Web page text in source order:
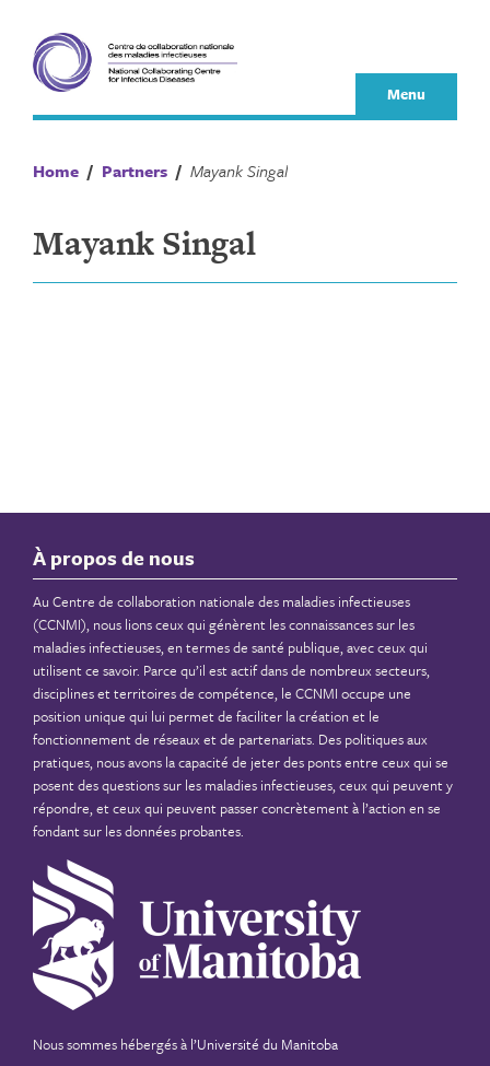
content
Menu
Home / Partners / Mayank Singal
Mayank Singal
À propos de nous
Au Centre de collaboration nationale des maladies infectieuses
(CCNMI), nous lions ceux qui génèrent les connaissances sur les
maladies infectieuses, en termes de santé publique, avec ceux qui
utilisent ce savoir. Parce qu’il est actif dans de nombreux secteurs,
disciplines et territoires de compétence, le CCNMI occupe une
position unique qui lui permet de faciliter la création et le
fonctionnement de réseaux et de partenariats. Des politiques aux
pratiques, nous avons la capacité de jeter des ponts entre ceux qui se
posent des questions sur les maladies infectieuses, ceux qui peuvent y
répondre, et ceux qui peuvent passer concrètement à l’action en se
fondant sur les données probantes.
Nous sommes hébergés à l’Université du Manitoba